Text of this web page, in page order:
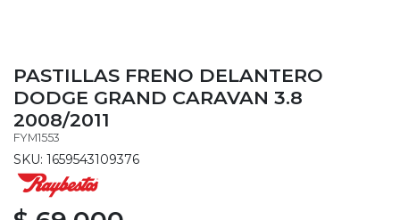
PASTILLAS FRENO DELANTERO
DODGE GRAND CARAVAN 3.8
2008/2011
FYM1553
SKU: 1659543109376